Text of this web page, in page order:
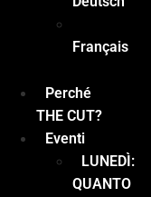
Français
Perché
THE CUT?
Eventi
LUNEDÌ:
QUANTO